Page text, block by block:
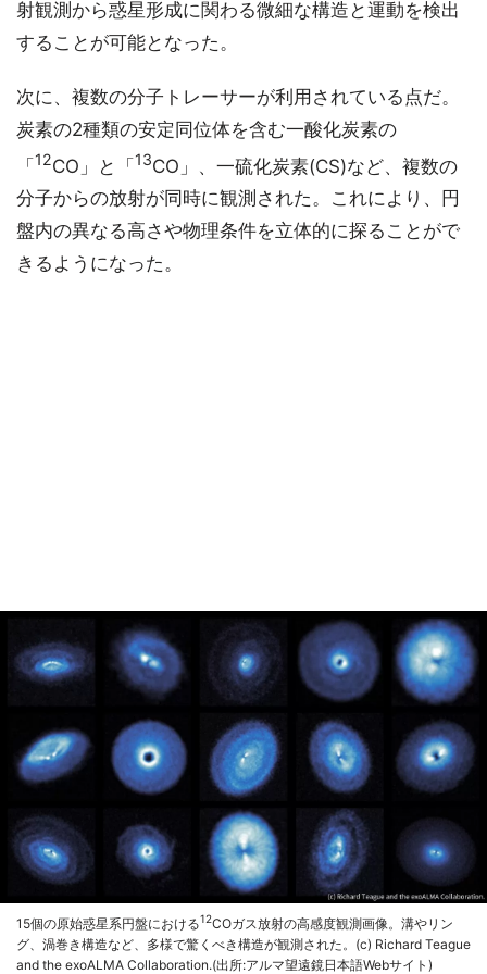
射観測から惑星形成に関わる微細な構造と運動を検出
することが可能となった。
次に、複数の分子トレーサーが利用されている点だ。
炭素の2種類の安定同位体を含む一酸化炭素の
「12CO」と「13CO」、一硫化炭素(CS)など、複数の
分子からの放射が同時に観測された。これにより、円
盤内の異なる高さや物理条件を立体的に探ることがで
きるようになった。
15個の原始惑星系円盤における12COガス放射の高感度観測画像。溝やリン
グ、渦巻き構造など、多様で驚くべき構造が観測された。(c) Richard Teague
and the exoALMA Collaboration.(出所:アルマ望遠鏡日本語Webサイト)